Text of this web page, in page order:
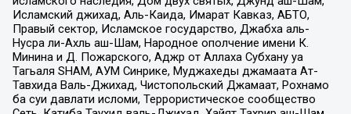
Исламский джихад, Аль-Каида, Имарат Кавказ, АБТО,
Правый сектор, Исламское государство, Джабха аль-
Нусра ли-Ахль аш-Шам, Народное ополчение имени К.
Минина и Д. Пожарского, Аджр от Аллаха Субхану уа
Тагьаля SHAM, АУМ Синрике, Муджахеды джамаата Ат-
Тавхида Валь-Джихад, Чистопольский Джамаат, Рохнамо
ба суи давлати исломи, Террористическое сообщество